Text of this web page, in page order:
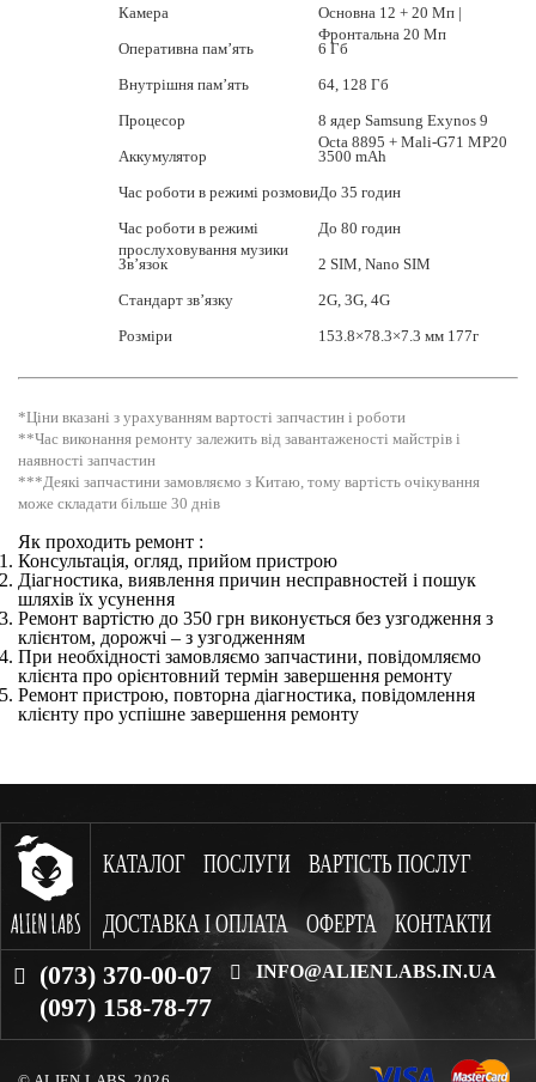
Камера
Оперативна пам’ять
Внутрішня пам’ять
Процесор
Аккумулятор
Час роботи в режимі розмови
Час роботи в режимі
прослуховування музики
Зв’язок
Стандарт зв’язку
Розміри
Основна 12 + 20 Мп |
Фронтальна 20 Мп
6 Гб
64, 128 Гб
8 ядер Samsung Exynos 9
Octa 8895 + Mali-G71 MP20
3500 mAh
До 35 годин
До 80 годин
2 SIM, Nano SIM
2G, 3G, 4G
153.8×78.3×7.3 мм 177г
*Ціни вказані з урахуванням вартості запчастин і роботи
**Час виконання ремонту залежить від завантаженості майстрів і
наявності запчастин
***Деякі запчастини замовляємо з Китаю, тому вартість очікування
може складати більше 30 днів
Як проходить ремонт :
Консультація, огляд, прийом пристрою
Діагностика, виявлення причин несправностей і пошук
шляхів їх усунення
Ремонт вартістю до 350 грн виконується без узгодження з
клієнтом, дорожчі – з узгодженням
При необхідності замовляємо запчастини, повідомляємо
клієнта про орієнтовний термін завершення ремонту
Ремонт пристрою, повторна діагностика, повідомлення
клієнту про успішне завершення ремонту
КАТАЛОГ ПОСЛУГИ ВАРТІСТЬ ПОСЛУГ
ДОСТАВКА І ОПЛАТА ОФЕРТА КОНТАКТИ
(073) 370-00-07
(097) 158-78-77
INFO@ALIENLABS.IN.UA